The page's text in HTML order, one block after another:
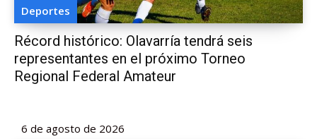
Deportes
Récord histórico: Olavarría tendrá seis
representantes en el próximo Torneo
Regional Federal Amateur
6 de agosto de 2026